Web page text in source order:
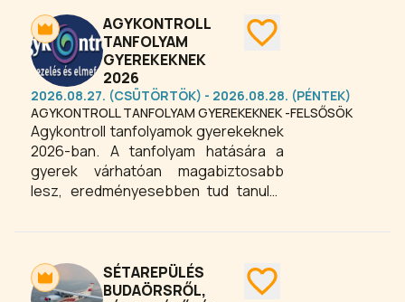
iroda programnaptára összegyűjti az
ország legnagyobb és
legnépszerűbb eseményeit – legyen
szó maratonról, félmaratonról, városi
futásról vagy családi sportnapról.
Nézd át a programokat, válaszd ki a
számodra legizgalmasabbat, és légy
részese a felejthetetlen BSI-s
élményeknek!
AGYKONTROLL
TANFOLYAM
GYEREKEKNEK
2026
2026.08.27. (CSÜTÖRTÖK) - 2026.08.28. (PÉNTEK)
AGYKONTROLL TANFOLYAM GYEREKEKNEK -FELSŐSÖK
Agykontroll tanfolyamok gyerekeknek
2026-ban. A tanfolyam hatására a
gyerek várhatóan magabiztosabb
lesz, eredményesebben tud tanulni,
betegség esetén gyorsabban
képes lesz megszabadulni rossz
szokásaitól, képes jobb döntéseket
SÉTAREPÜLÉS
BUDAÖRSRŐL,